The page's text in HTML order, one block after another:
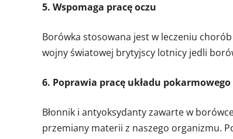
5. Wspomaga pracę oczu
Borówka stosowana jest w leczeniu
wojny światowej brytyjscy lotnicy jedli
6. Poprawia pracę układu pokarmowego
Błonnik i antyoksydanty zawarte w
przemiany materii z naszego organizmu.